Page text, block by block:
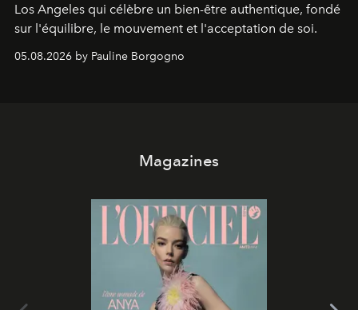
Los Angeles qui célèbre un bien-être authentique, fondé
sur l'équilibre, le mouvement et l'acceptation de soi.
05.08.2026 by Pauline Borgogno
Magazines